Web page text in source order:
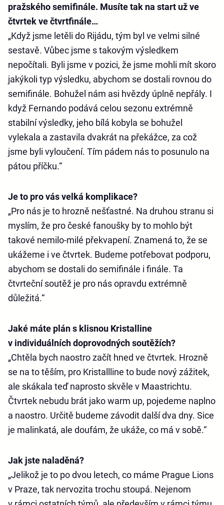
pražského semifinále. Musíte tak na start už ve
čtvrtek ve čtvrtfinále…
„Když jsme letěli do Rijádu, tým byl ve velmi silné
sestavě. Vůbec jsme s takovým výsledkem
nepočítali. Byli jsme v pozici, že jsme mohli mít skoro
jakýkoli typ výsledku, abychom se dostali rovnou do
semifinále. Bohužel nám asi hvězdy úplně nepřály. I
když Fernando podává celou sezonu extrémně
stabilní výsledky, jeho bílá kobyla se bohužel
vylekala a zastavila dvakrát na překážce, za což
jsme byli vyloučení. Tím pádem nás to posunulo na
pátou příčku.“
Je to pro vás velká komplikace?
„Pro nás je to hrozně nešťastné. Na druhou stranu si
myslím, že pro české fanoušky by to mohlo být
takové nemilo-milé překvapení. Znamená to, že se
ukážeme i ve čtvrtek. Budeme potřebovat podporu,
abychom se dostali do semifinále i finále. Ta
čtvrteční soutěž je pro nás opravdu extrémně
důležitá.“
Jaké máte plán s klisnou Kristalline
v individuálních doprovodných soutěžích?
„Chtěla bych naostro začít hned ve čtvrtek. Hrozně
se na to těším, pro Kristallline to bude nový zážitek,
ale skákala teď naprosto skvěle v Maastrichtu.
Čtvrtek nebudu brát jako warm up, pojedeme naplno
a naostro. Určitě budeme závodit další dva dny. Sice
je malinkatá, ale doufám, že ukáže, co má v sobě.“
Jak jste naladěná?
„Jelikož je to po dvou letech, co máme Prague Lions
v Praze, tak nervozita trochu stoupá. Nejenom